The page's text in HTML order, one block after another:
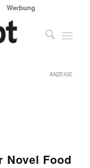
Werbung
ANZEIGE
Novel Food